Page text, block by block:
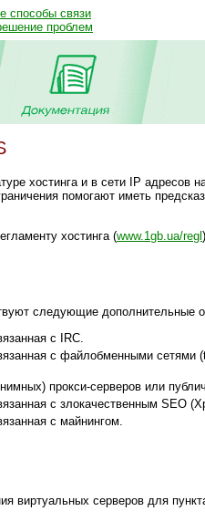
способы связи
проблем
хостинга и в сети IP
помогают иметь
хостинга (www.1gb.ua/regl
следующие дополнительные
с IRC.
с файлобменными сетями
прокси-серверов или
с злокачественным SEO
с майнингом.
виртуальных серверов для